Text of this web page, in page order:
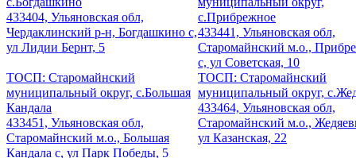
433404, Ульяновская обл,
Чердаклинский р-н, Богдашкино с,
ул Лидии Бернт, 5
с.Прибрежное
433441, Ульяновская обл,
Старомайнский м.о.,
с, ул Советская, 10
ТОСП: Старомайнский
муниципальный округ, с.Большая
Кандала
433451, Ульяновская обл,
Старомайнский м.о., Большая
Кандала с, ул Парк Победы, 5
ТОСП: Старомайнский
муниципальный округ,
433464, Ульяновская обл,
Старомайнский м.о.,
ул Казанская, 22